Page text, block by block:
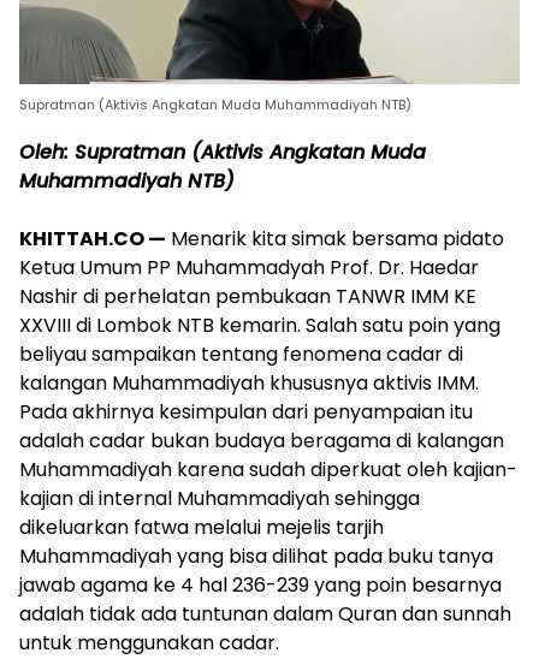
Supratman (Aktivis Angkatan Muda Muhammadiyah NTB)
​Oleh: Supratman (Aktivis Angkatan Muda
Muhammadiyah NTB)
KHITTAH.CO — ​Menarik kita simak bersama pidato
Ketua Umum PP Muhammadyah Prof. Dr. Haedar
Nashir di perhelatan pembukaan TANWR IMM KE
XXVIII di Lombok NTB kemarin. Salah satu poin yang
beliyau sampaikan tentang fenomena cadar di
kalangan Muhammadiyah khususnya aktivis IMM.
Pada akhirnya kesimpulan dari penyampaian itu
adalah cadar bukan budaya beragama di kalangan
Muhammadiyah karena sudah diperkuat oleh kajian-
kajian di internal Muhammadiyah sehingga
dikeluarkan fatwa melalui mejelis tarjih
Muhammadiyah yang bisa dilihat pada buku tanya
jawab agama ke 4 hal 236-239 yang poin besarnya
adalah tidak ada tuntunan dalam Quran dan sunnah
untuk menggunakan cadar.